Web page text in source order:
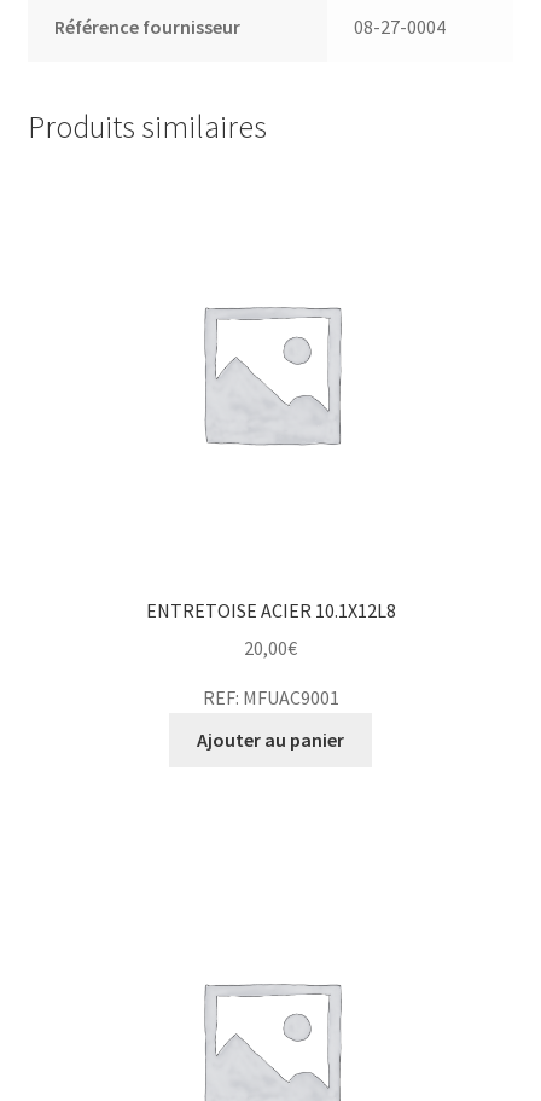
Référence fournisseur 08-27-0004
Produits similaires
ENTRETOISE ACIER 10.1X12L8
20,00€
REF: MFUAC9001
Ajouter au panier